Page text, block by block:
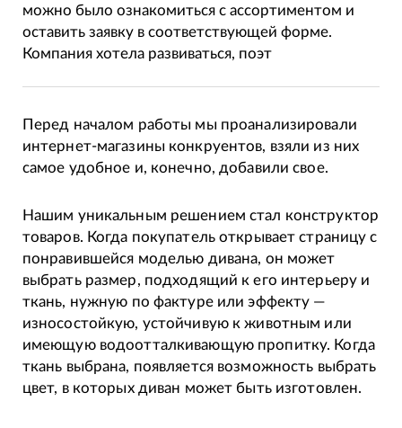
можно было ознакомиться с ассортиментом и
оставить заявку в соответствующей форме.
Компания хотела развиваться, поэт
Перед началом работы мы проанализировали
интернет-магазины конкруентов, взяли из них
самое удобное и, конечно, добавили свое.
Нашим уникальным решением стал конструктор
товаров. Когда покупатель открывает страницу с
понравившейся моделью дивана, он может
выбрать размер, подходящий к его интерьеру и
ткань, нужную по фактуре или эффекту —
износостойкую, устойчивую к животным или
имеющую водоотталкивающую пропитку. Когда
ткань выбрана, появляется возможность выбрать
цвет, в которых диван может быть изготовлен.